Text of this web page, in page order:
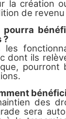
la création
de
pourra
?
les
dont ils
des
sera